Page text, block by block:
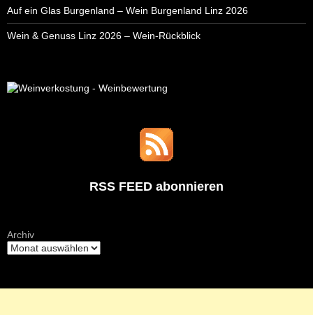
Auf ein Glas Burgenland – Wein Burgenland Linz 2026
Wein & Genuss Linz 2026 – Wein-Rückblick
RSS FEED abonnieren
Archiv